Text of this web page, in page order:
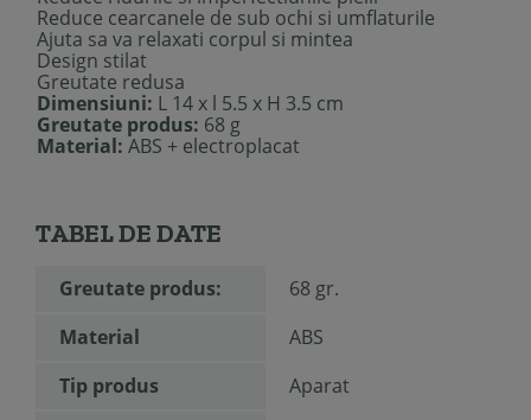
Reduce cearcanele de sub ochi si umflaturile
Ajuta sa va relaxati corpul si mintea
Design stilat
Greutate redusa
Dimensiuni: L 14 x l 5.5 x H 3.5 cm
Greutate produs: 68 g
Material: ABS + electroplacat
TABEL DE DATE
Greutate produs:
68 gr.
Material
ABS
Tip produs
Aparat